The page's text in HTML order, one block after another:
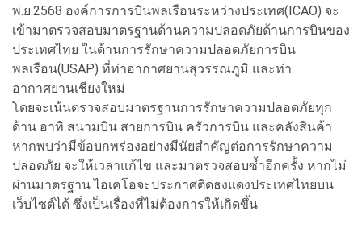
พ.ย.2568 องค์การการบินพลเรือนระหว่างประเทศ(ICAO) จะ
เข้ามาตรวจสอบมาตรฐานด้านความปลอดภัยด้านการบินของ
ประเทศไทย ในด้านการรักษาความปลอดภัยการบิน
พลเรือน(USAP) ที่ท่าอากาศยานสุวรรณภูมิ และท่า
อากาศยานเชียงใหม่
โดยจะเน้นตรวจสอบมาตรฐานการรักษาความปลอดภัยทุก
ด้าน อาทิ สนามบิน สายการบิน ครัวการบิน และคลังสินค้า
หากพบว่ามีข้อบกพร่องอย่างมีนัยสำคัญต่อการรักษาความ
ปลอดภัย จะให้เวลาแก้ไข และมาตรวจสอบซ้ำอีกครั้ง หากไม่
ผ่านมาตรฐาน ไอเคโอจะประกาศติดธงแดงประเทศไทยบน
เว็บไซต์ได้ ซึ่งเป็นเรื่องที่ไม่ต้องการให้เกิดขึ้น